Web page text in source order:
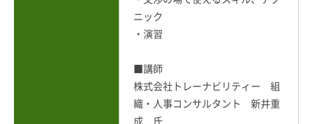
ニック
・演習
■講師
株式会社トレーナビリティー 組
織・人事コンサルタント 新井重
成 氏